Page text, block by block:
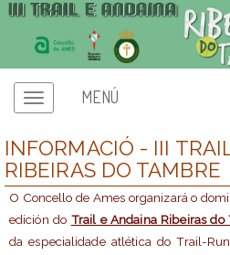
MENÚ
INFORMACIÓ - III
RIBEIRAS DO TAMBRE
O Concello de Ames organizará o
edición do Trail e Andaina Ribeiras do
da especialidade atlética do Trail-